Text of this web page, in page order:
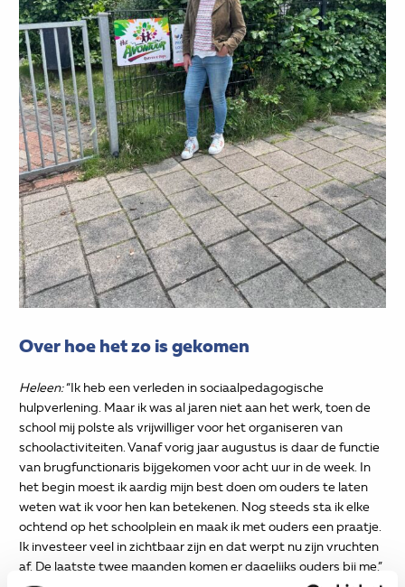
Over hoe het zo is gekomen
Heleen:“Ik heb een verleden in sociaalpedagogische
hulpverlening. Maar ik was al jaren niet aan het werk, toen de
school mij polste als vrijwilliger voor het organiseren van
schoolactiviteiten. Vanaf vorig jaar augustus is daar de functie
van brugfunctionaris bijgekomen voor acht uur in de week. In
het begin moest ik aardig mijn best doen om ouders te laten
weten wat ik voor hen kan betekenen. Nog steeds sta ik elke
ochtend op het schoolplein en maak ik met ouders een praatje.
Ik investeer veel in zichtbaar zijn en dat werpt nu zijn vruchten
af. De laatste twee maanden komen er dagelijks ouders bij me.”